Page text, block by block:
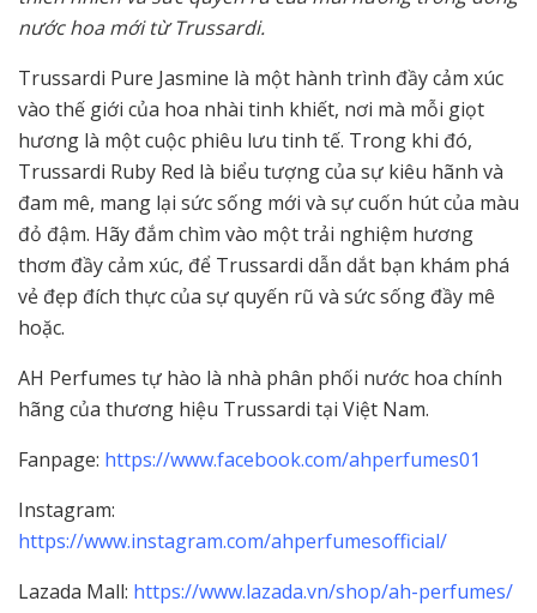
nước hoa mới từ Trussardi.
Trussardi Pure Jasmine là một hành trình đầy cảm xúc
vào thế giới của hoa nhài tinh khiết, nơi mà mỗi giọt
hương là một cuộc phiêu lưu tinh tế. Trong khi đó,
Trussardi Ruby Red là biểu tượng của sự kiêu hãnh và
đam mê, mang lại sức sống mới và sự cuốn hút của màu
đỏ đậm. Hãy đắm chìm vào một trải nghiệm hương
thơm đầy cảm xúc, để Trussardi dẫn dắt bạn khám phá
vẻ đẹp đích thực của sự quyến rũ và sức sống đầy mê
hoặc.
AH Perfumes tự hào là nhà phân phối nước hoa chính
hãng của thương hiệu Trussardi tại Việt Nam.
Fanpage: https://www.facebook.com/ahperfumes01
Instagram:
https://www.instagram.com/ahperfumesofficial/
Lazada Mall: https://www.lazada.vn/shop/ah-perfumes/